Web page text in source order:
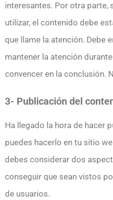
interesantes. Por otra
utilizar, el contenido debe
que llame la atención. Debe
mantener la atención
convencer en la conclusión.
3- Publicación del
Ha llegado la hora de hacer
puedes hacerlo en tu sitio
debes considerar dos
conseguir que sean vistos
de usuarios.